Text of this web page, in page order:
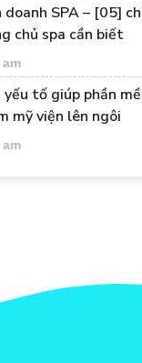
doanh SPA – [05]
chủ spa cần biết
yếu tố giúp phần
mỹ viện lên ngôi